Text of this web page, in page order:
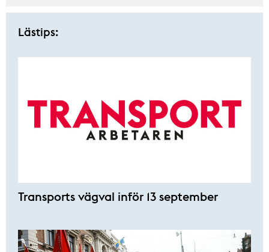
Lästips:
Transports vägval inför 13 september